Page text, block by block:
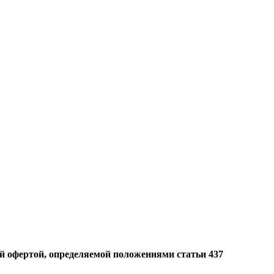
определяемой положениями статьи 437